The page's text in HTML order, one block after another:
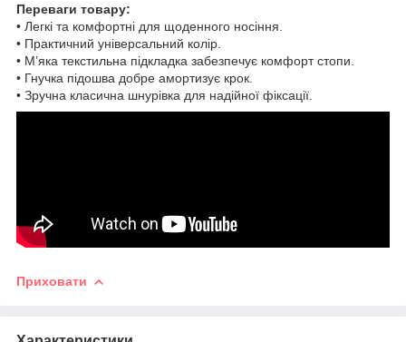
Переваги товару:
• Легкі та комфортні для щоденного носіння.
• Практичний універсальний колір.
• М’яка текстильна підкладка забезпечує комфорт стопи.
• Гнучка підошва добре амортизує крок.
• Зручна класична шнурівка для надійної фіксації.
Приховати